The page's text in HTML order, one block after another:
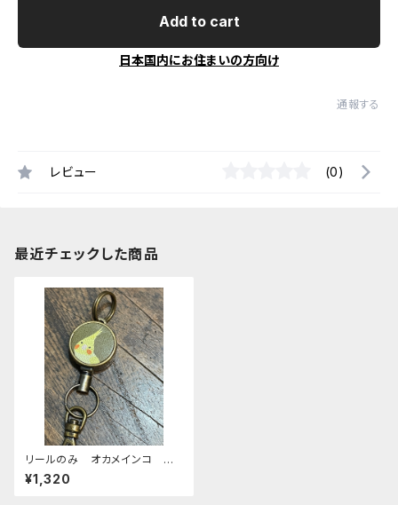
Add to cart
日本国内にお住まいの方向け
通報する
レビュー (0)
最近チェックした商品
リールのみ オカメインコ イ
エロー ぽわんシリーズ グリ
ーン おかめいんこ
¥1,320